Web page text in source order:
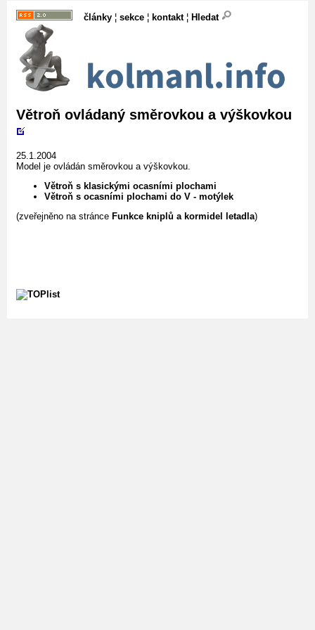
články ¦ sekce ¦ kontakt¦ Hledat
Větroň ovládaný směrovkou a výškovkou
25.1.2004
Model je ovládán směrovkou a výškovkou.
Větroň s klasickými ocasními plochami
Větroň s ocasními plochami do V - motýlek
(zveřejněno na stránce Funkce kniplů a kormidel letadla)